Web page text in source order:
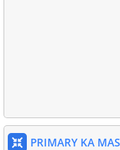
PRIMARY KA